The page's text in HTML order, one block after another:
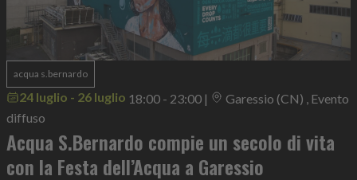
acqua s.bernardo
24 luglio - 26 luglio 18:00 - 23:00 |
Garessio (CN) , Evento
diffuso
Acqua S.Bernardo compie un secolo di vita
con la Festa dell’Acqua a Garessio